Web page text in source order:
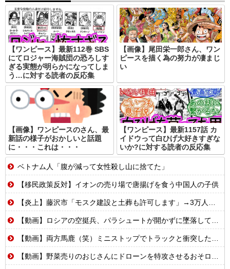
【ワンピース】最新112巻 SBS
にてロジャー海賊団の恐ろしす
ぎる実態が明らかになってしま
う…に対する読者の反応集
【画像】尾田栄一郎さん、ワン
ピースを描く為の努力が凄まじ
い
【画像】ワンピースのさん、最
新話の様子がおかしいと話題
に・・・これは・・・
【ワンピース】最新1157話 カ
イドウって白ひげ大好きすぎな
いか?に対する読者の反応集
ベトナム人「腹が減って女性殺し山に捨てた」
【移民政策反対】イオンの売り場で唐揚げを食う中国人の子供
【炎上】藤沢市「モスク建設と土葬も許可します」→3万人の反対署名も却下
【動画】ロシアの空挺兵、パラシュートが開かずに墜落してしまう。
【動画】両方馬鹿（笑）ミニストップでトラックと衝突したドラレコが（ノ∇`）
【動画】野菜売りのおじさんにドローンを特攻させるおそロシア。